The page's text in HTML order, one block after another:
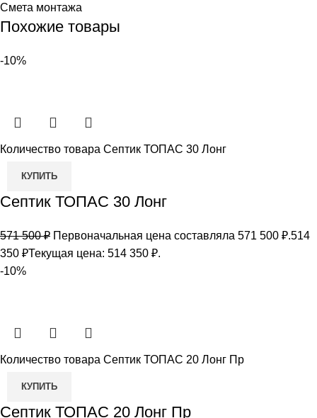
Смета монтажа
Похожие товары
-10%
Количество товара Септик ТОПАС 30 Лонг
КУПИТЬ
Септик ТОПАС 30 Лонг
571 500₽ Первоначальная цена составляла 571 500 ₽.514
350 ₽Текущая цена: 514 350 ₽.
-10%
Количество товара Септик ТОПАС 20 Лонг Пр
КУПИТЬ
Септик ТОПАС 20 Лонг Пр